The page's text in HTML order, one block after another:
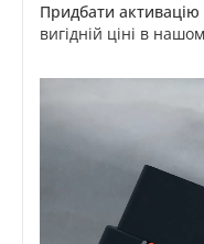
Придбати активацію
вигідній ціні в